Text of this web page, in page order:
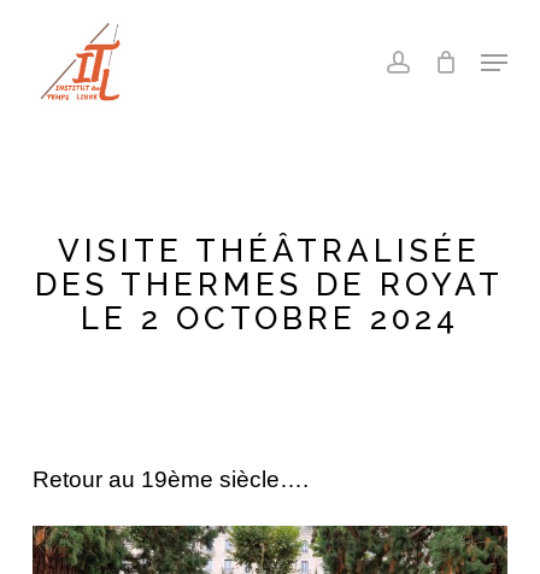
content
accountMenu
VISITE THÉÂTRALISÉE
DES THERMES DE ROYAT
LE 2 OCTOBRE 2024
Retour au 19ème siècle….
Close